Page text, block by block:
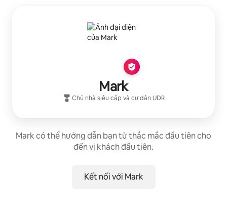
Mark
Chủ nhà siêu cấp và cư dân UDR
Mark có thể hướng dẫn bạn từ thắc mắc đầu tiên cho
đến vị khách đầu tiên.
Kết nối với Mark